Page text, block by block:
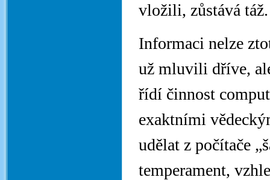
vložili, zůstává táž.
Informaci nelze
už mluvili dříve,
řídí činnost
exaktními
udělat z počítače
temperament,